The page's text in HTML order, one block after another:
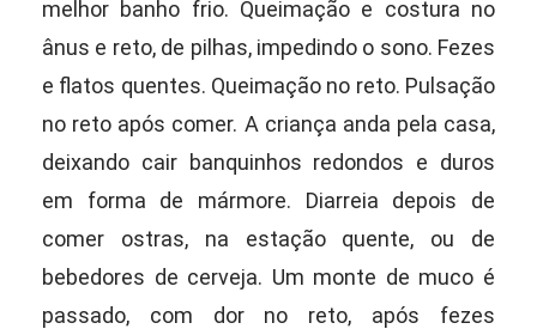
melhor banho frio. Queimação e costura no
ânus e reto, de pilhas, impedindo o sono. Fezes
e flatos quentes. Queimação no reto. Pulsação
no reto após comer. A criança anda pela casa,
deixando cair banquinhos redondos e duros
em forma de mármore. Diarreia depois de
comer ostras, na estação quente, ou de
bebedores de cerveja. Um monte de muco é
passado, com dor no reto, após fezes